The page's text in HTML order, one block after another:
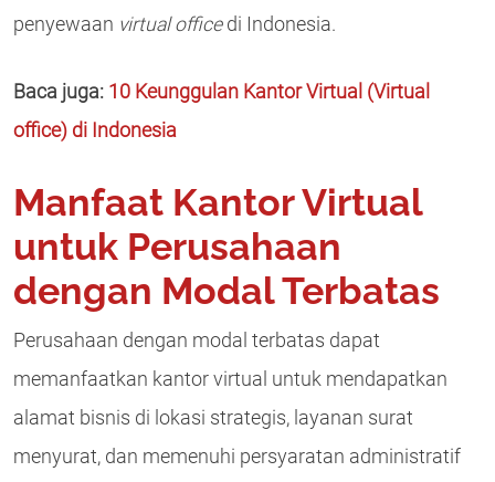
penyewaan virtual office di Indonesia.
Baca juga: 10 Keunggulan Kantor Virtual (Virtual
office) di Indonesia
Manfaat Kantor Virtual
untuk Perusahaan
dengan Modal Terbatas
Perusahaan dengan modal terbatas dapat
memanfaatkan kantor virtual untuk mendapatkan
alamat bisnis di lokasi strategis, layanan surat
menyurat, dan memenuhi persyaratan administratif